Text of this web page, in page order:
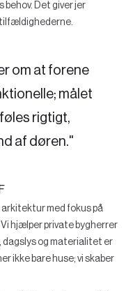
Det giver jer
om at forene
målet
rigtigt,
af døren."
arkitektur med fokus på
hjælper private bygherrer
dagslys og materialitet er
ikke bare huse; vi skaber